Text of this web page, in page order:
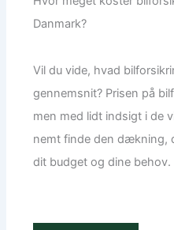
Danmark?
Vil du vide, hvad
gennemsnit? Prisen på
men med lidt indsigt i de
nemt finde den dækning,
dit budget og dine behov.